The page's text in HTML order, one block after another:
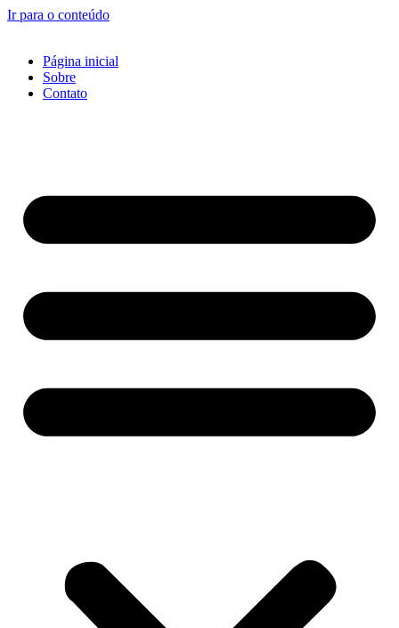
Ir para o conteúdo
Página inicial
Sobre
Contato